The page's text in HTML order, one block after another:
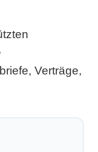
Verträge,